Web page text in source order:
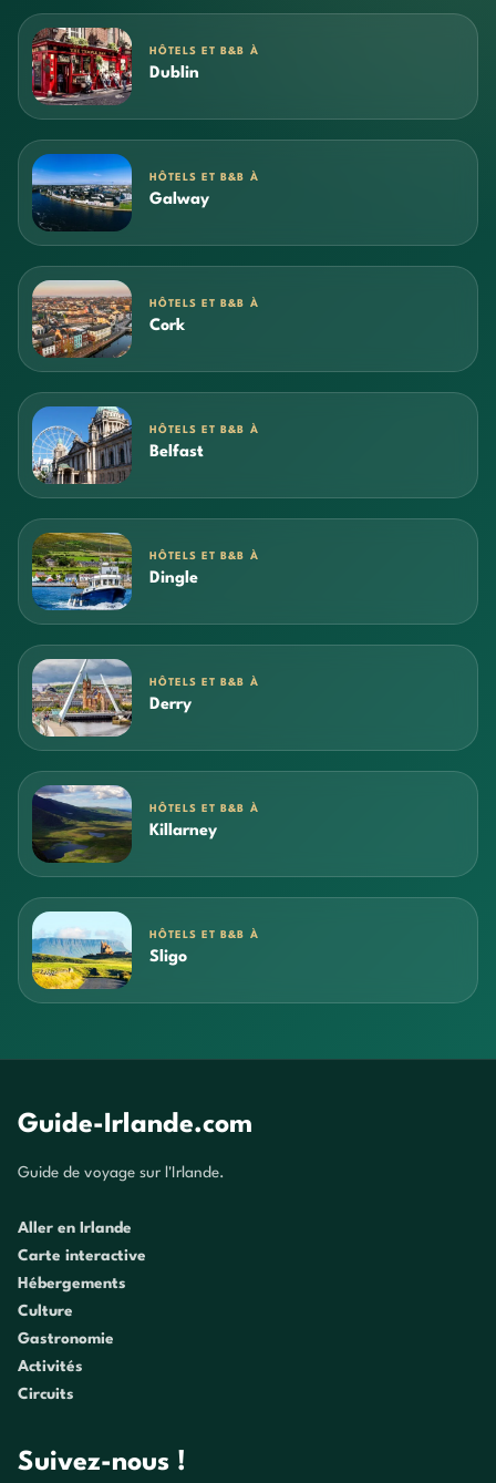
HÔTELS ET B&B À
Dublin
HÔTELS ET B&B À
Galway
HÔTELS ET B&B À
Cork
HÔTELS ET B&B À
Belfast
HÔTELS ET B&B À
Dingle
HÔTELS ET B&B À
Derry
HÔTELS ET B&B À
Killarney
HÔTELS ET B&B À
Sligo
Guide-Irlande.com
Guide de voyage sur l'Irlande.
Aller en Irlande
Carte interactive
Hébergements
Culture
Gastronomie
Activités
Circuits
Suivez-nous !